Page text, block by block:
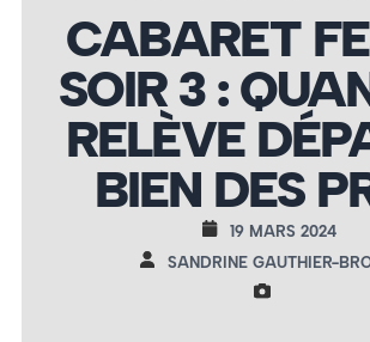
CABARET
SOIR 3 :
RELÈVE
BIEN DES
19 MARS 2024
SANDRINE GAUTHIER-